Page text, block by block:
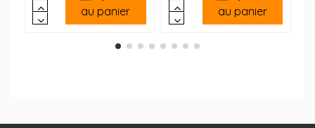
au panier
au panier